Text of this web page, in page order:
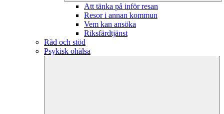
Att tänka på inför resan
Resor i annan kommun
Vem kan ansöka
Riksfärdtjänst
Råd och stöd
Psykisk ohälsa